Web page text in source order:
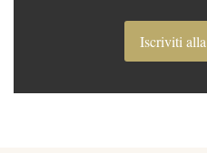
Iscriviti